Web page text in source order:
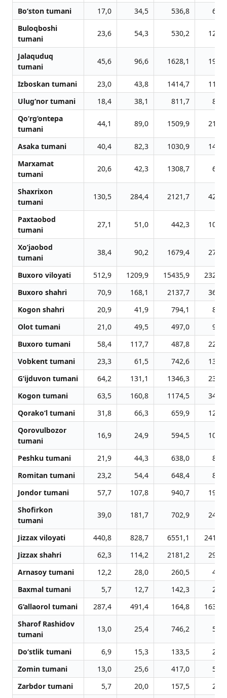
Bo‘ston tumani
17,0 34,5 536,8
61,1
Buloqboshi
tumani
23,6 54,3 530,2 121,3
Jalaquduq
tumani
45,6 96,6 1628,1 196,7
Izboskan tumani 23,0 43,8 1414,7
110,5
Ulug‘nor tumani
18,4 38,1 811,7
88,8
Qo‘rg‘ontepa
tumani
44,1 89,0 1509,9 216,9
Asaka tumani 40,4 82,3 1030,9
143,8
Marxamat
tumani
20,6 42,3 1308,7 65,0
Shaxrixon
tumani
130,5 284,4 2121,7 424,1
Paxtaobod
tumani
27,1 51,0 442,3 101,7
Xo‘jaobod
tumani
38,4 90,2 1679,4 273,2
Buxoro viloyati 512,9 1209,9 15435,9
2327,2
Buxoro shahri
70,9 168,1 2137,7
369,1
Kogon shahri
20,9 41,9 794,1
86,5
Olot tumani
21,0 49,5 497,0
98,1
Buxoro tumani
58,4 117,7 487,8
221,7
Vobkent tumani
23,3 61,5 742,6
130,0
G‘ijduvon tumani
64,2 131,1 1346,3
235,2
Kogon tumani
63,5 160,8 1174,5
341,7
Qorako‘l tumani
31,8 66,3 659,9
128,5
Qorovulbozor
tumani
16,9 24,9 594,5 105,8
Peshku tumani 21,9 44,3 638,0
87,0
Romitan tumani
23,2 54,4 648,4
85,1
Jondor tumani
57,7 107,8 940,7
198,0
Shofirkon
tumani
39,0 181,7 702,9 240,4
Jizzax viloyati 440,8 828,7 6551,1
2414,3
Jizzax shahri
62,3 114,2 2181,2
292,8
Arnasoy tumani
12,2 28,0 260,5
45,2
Baxmal tumani
5,7 12,7 142,3
29,5
G‘allaorol tumani
287,4 491,4 164,8
1634,6
Sharof Rashidov
tumani
13,0 25,4 746,2 54,3
Do‘stlik tumani 6,9 15,3 133,5
28,0
Zomin tumani
13,0 25,6 417,0
58,8
Zarbdor tumani
5,7 20,0 157,5
27,9